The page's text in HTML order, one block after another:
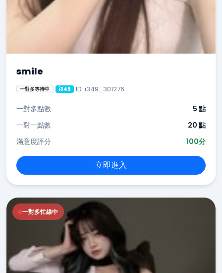
smile
一對多等待中 i349 ID: i349_301276
一對多點數
5 點
一對一點數
20 點
滿意度評分
100分
立即進入
一對多忙線中